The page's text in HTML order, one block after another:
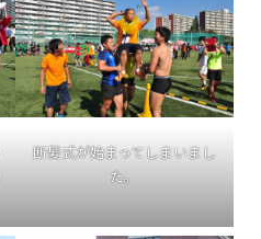
断髪式が始まってしまいまし
た。